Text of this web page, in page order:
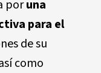
poruna
para el
de su
como